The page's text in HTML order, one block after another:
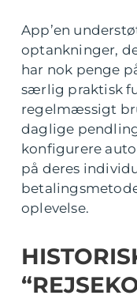
App’en
optankninger,
har nok penge
særlig praktisk
regelmæssigt
daglige
konfigurere
på deres
oplevelse.